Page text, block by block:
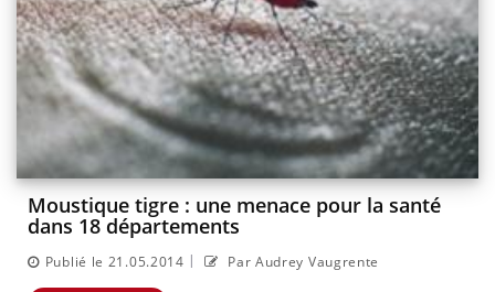
Moustique tigre : une menace pour la santé
dans 18 départements
Publié le 21.05.2014 | Par Audrey Vaugrente